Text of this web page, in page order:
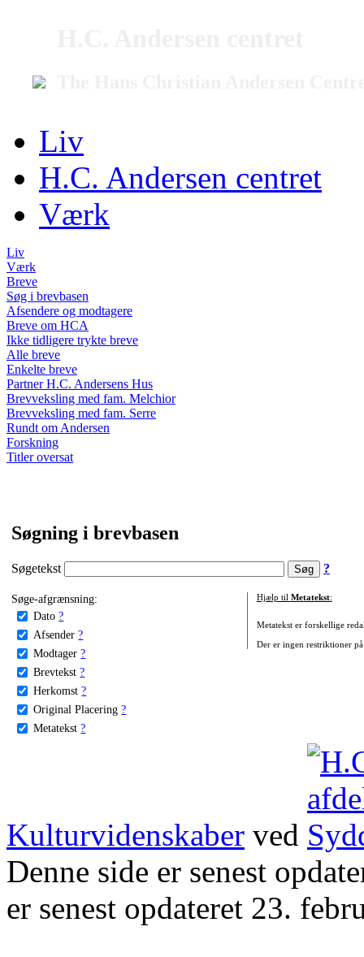
Liv
H.C. Andersen centret
Værk
Liv
Værk
Breve
Søg i brevbasen
Afsendere og modtagere
Breve om HCA
Ikke tidligere trykte breve
Alle breve
Enkelte breve
Partner H.C. Andersens Hus
Brevveksling med fam. Melchior
Brevveksling med fam. Serre
Rundt om Andersen
Forskning
Titler oversat
Søgning i brevbasen
Søgetekst ?
Søge-afgrænsning:
Dato ?
Afsender ?
Modtager ?
Brevtekst ?
Herkomst ?
Original Placering ?
Metatekst ?
Hjælp til Metatekst:
Metatekst er forskellige
Der er ingen restriktioner
Kulturvidenskaber ved
Denne side er senest
er senest opdateret 23.